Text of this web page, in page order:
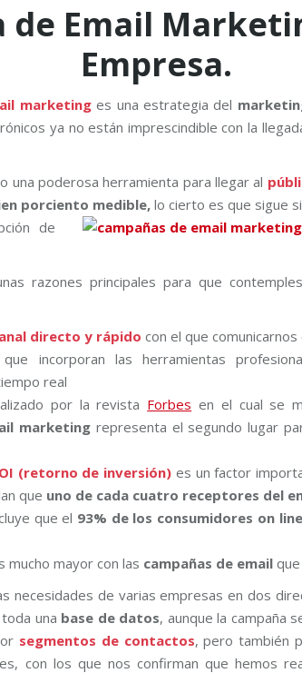
de Email
Empresa.
marketing es una estrategia del
ya no están imprescindible con la
una poderosa herramienta para llegar al
porciento medible, lo cierto es que sigue
de
razones principales para que
directo y rápido con el que
incorporan las herramientas
real
por la revista Forbes en el cual se
marketingrepresenta el segundo lugar
(retorno de inversión) es un factor
que uno de cada cuatro receptores del
que el 93% de los consumidores on line
mucho mayor con las campañas de email
necesidades de varias empresas en dos
una base de datos, aunque la campaña
segmentos de contactos, pero también
con los que nos confirman que hemos